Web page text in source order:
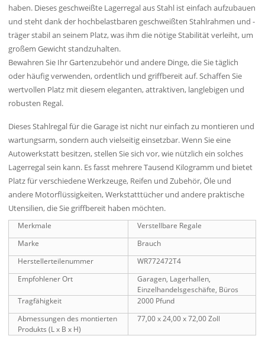
haben. Dieses geschweißte Lagerregal aus Stahl ist einfach aufzubauen
und steht dank der hochbelastbaren geschweißten Stahlrahmen und -
träger stabil an seinem Platz, was ihm die nötige Stabilität verleiht, um
großem Gewicht standzuhalten.
Bewahren Sie Ihr Gartenzubehör und andere Dinge, die Sie täglich
oder häufig verwenden, ordentlich und griffbereit auf. Schaffen Sie
wertvollen Platz mit diesem eleganten, attraktiven, langlebigen und
robusten Regal.
Dieses Stahlregal für die Garage ist nicht nur einfach zu montieren und
wartungsarm, sondern auch vielseitig einsetzbar. Wenn Sie eine
Autowerkstatt besitzen, stellen Sie sich vor, wie nützlich ein solches
Lagerregal sein kann. Es fasst mehrere Tausend Kilogramm und bietet
Platz für verschiedene Werkzeuge, Reifen und Zubehör, Öle und
andere Motorflüssigkeiten, Werkstatttücher und andere praktische
Utensilien, die Sie griffbereit haben möchten.
Merkmale
Verstellbare Regale
Marke
Brauch
Herstellerteilenummer
WR772472T4
Empfohlener Ort
Garagen, Lagerhallen,
Einzelhandelsgeschäfte, Büros
Tragfähigkeit
2000 Pfund
Abmessungen des montierten
Produkts (L x B x H)
77,00 x 24,00 x 72,00 Zoll